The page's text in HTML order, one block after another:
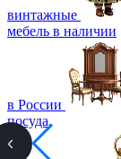
винтажные
мебель в наличии
в России
посуда,